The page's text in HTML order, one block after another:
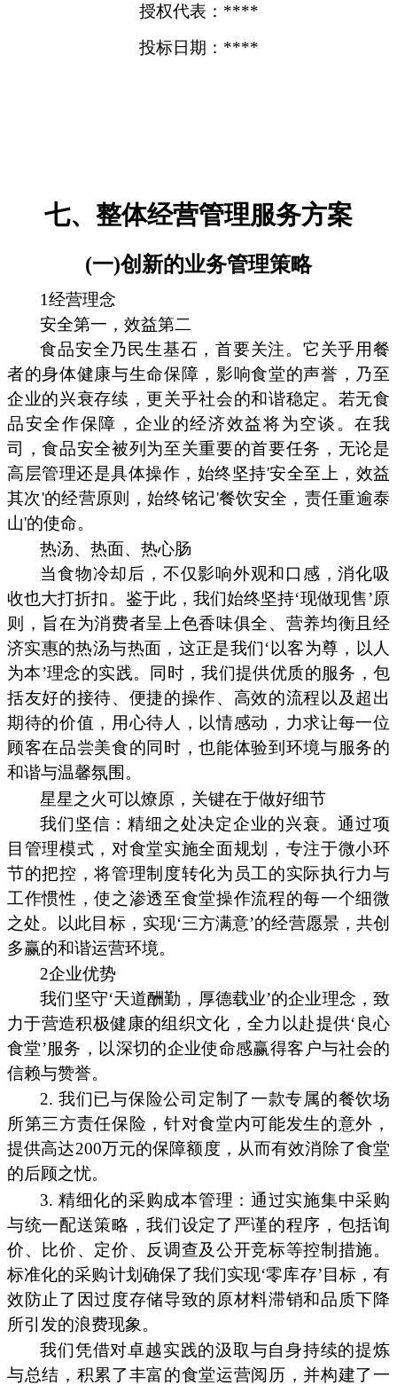
授权代表：****
投标日期：****
七、整体经营管理服务方案
(一)创新的业务管理策略
1经营理念
安全第一，效益第二
食品安全乃民生基石，首要关注。它关乎用餐
者的身体健康与生命保障，影响食堂的声誉，乃至
企业的兴衰存续，更关乎社会的和谐稳定。若无食
品安全作保障，企业的经济效益将为空谈。在我
司，食品安全被列为至关重要的首要任务，无论是
高层管理还是具体操作，始终坚持'安全至上，效益
其次'的经营原则，始终铭记'餐饮安全，责任重逾泰
山'的使命。
热汤、热面、热心肠
当食物冷却后，不仅影响外观和口感，消化吸
收也大打折扣。鉴于此，我们始终坚持‘现做现售’原
则，旨在为消费者呈上色香味俱全、营养均衡且经
济实惠的热汤与热面，这正是我们‘以客为尊，以人
为本’理念的实践。同时，我们提供优质的服务，包
括友好的接待、便捷的操作、高效的流程以及超出
期待的价值，用心待人，以情感动，力求让每一位
顾客在品尝美食的同时，也能体验到环境与服务的
和谐与温馨氛围。
星星之火可以燎原，关键在于做好细节
我们坚信：精细之处决定企业的兴衰。通过项
目管理模式，对食堂实施全面规划，专注于微小环
节的把控，将管理制度转化为员工的实际执行力与
工作惯性，使之渗透至食堂操作流程的每一个细微
之处。以此目标，实现‘三方满意’的经营愿景，共创
多赢的和谐运营环境。
2企业优势
我们坚守‘天道酬勤，厚德载业’的企业理念，致
力于营造积极健康的组织文化，全力以赴提供‘良心
食堂’服务，以深切的企业使命感赢得客户与社会的
信赖与赞誉。
2. 我们已与保险公司定制了一款专属的餐饮场
所第三方责任保险，针对食堂内可能发生的意外，
提供高达200万元的保障额度，从而有效消除了食堂
的后顾之忧。
3. 精细化的采购成本管理：通过实施集中采购
与统一配送策略，我们设定了严谨的程序，包括询
价、比价、定价、反调查及公开竞标等控制措施。
标准化的采购计划确保了我们实现‘零库存’目标，有
效防止了因过度存储导致的原材料滞销和品质下降
所引发的浪费现象。
我们凭借对卓越实践的汲取与自身持续的提炼
与总结，积累了丰富的食堂运营阅历，并构建了一